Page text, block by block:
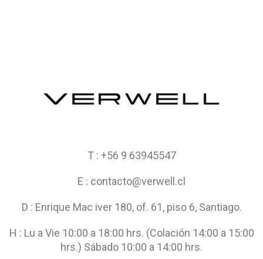
T : +56 9 63945547
E : contacto@verwell.cl
D : Enrique Mac iver 180, of. 61, piso 6, Santiago.
H : Lu a Vie 10:00 a 18:00 hrs. (Colación 14:00 a 15:00
hrs.) Sábado 10:00 a 14:00 hrs.